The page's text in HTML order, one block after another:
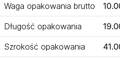
Waga opakowania brutto
Długość opakowania
Szrokość opakowania